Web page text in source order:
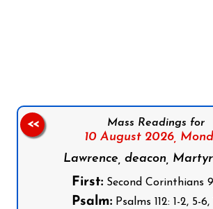
Mass Readings for
10 August 2026,
Lawrence, deacon,
First: Second Corinthians
Psalm: Psalms 112: 1-2, 5-
<<